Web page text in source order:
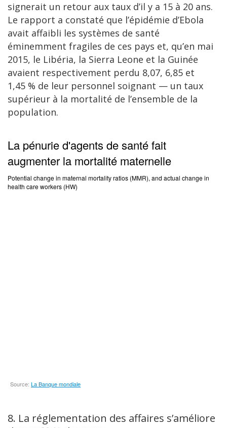
signerait un retour aux taux d’il y a 15 à 20 ans.
Le rapport a constaté que l’épidémie d’Ebola
avait affaibli les systèmes de santé
éminemment fragiles de ces pays et, qu’en mai
2015, le Libéria, la Sierra Leone et la Guinée
avaient respectivement perdu 8,07, 6,85 et
1,45 % de leur personnel soignant — un taux
supérieur à la mortalité de l’ensemble de la
population.
8. La réglementation des affaires s’améliore